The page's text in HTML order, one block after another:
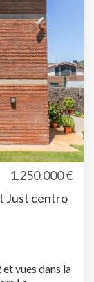
de la
altos y
vista. Piso
1.250.000 €
Just centro
vues dans la